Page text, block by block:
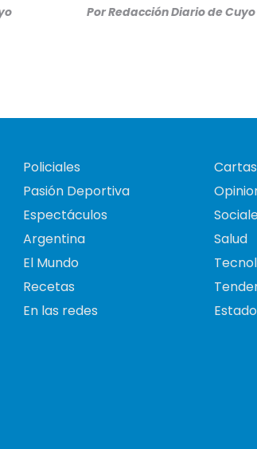
PorRedacción Diario de Cuyo
Policiales
Pasión Deportiva
Espectáculos
Argentina
El Mundo
Recetas
En las redes
Salud